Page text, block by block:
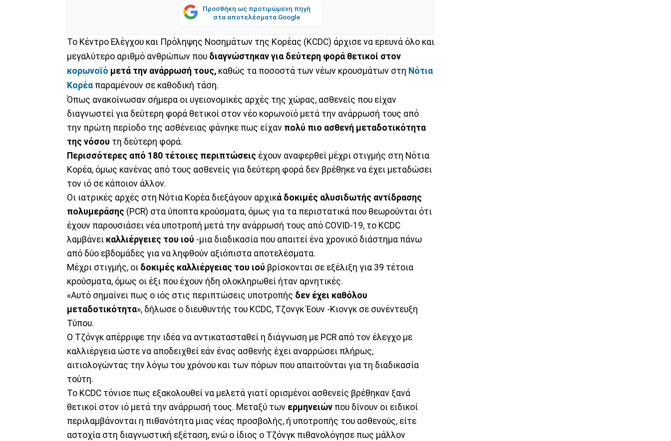
Προσθήκη ως προτιμώμενη πηγή
στα αποτελέσματα Google
Το Κέντρο Ελέγχου και Πρόληψης Νοσημάτων της Κορέας (KCDC) άρχισε να ερευνά όλο και
μεγαλύτερο αριθμό ανθρώπων που διαγνώστηκαν για δεύτερη φορά θετικοί στον
κορωνοϊό μετά την ανάρρωσή τους, καθώς τα ποσοστά των νέων κρουσμάτων στη Νότια
Κορέα παραμένουν σε καθοδική τάση.
Όπως ανακοίνωσαν σήμερα οι υγειονομικές αρχές της χώρας, ασθενείς που είχαν
διαγνωστεί για δεύτερη φορά θετικοί στον νέο κορωνοϊό μετά την ανάρρωσή τους από
την πρώτη περίοδο της ασθένειας φάνηκε πως είχαν πολύ πιο ασθενή μεταδοτικότητα
της νόσου τη δεύτερη φορά.
Περισσότερες από 180 τέτοιες περιπτώσεις έχουν αναφερθεί μέχρι στιγμής στη Νότια
Κορέα, όμως κανένας από τους ασθενείς για δεύτερη φορά δεν βρέθηκε να έχει μεταδώσει
τον ιό σε κάποιον άλλον.
Οι ιατρικές αρχές στη Νότια Κορέα διεξάγουν αρχικά δοκιμές αλυσιδωτής αντίδρασης
πολυμεράσης (PCR) στα ύποπτα κρούσματα, όμως για τα περιστατικά που θεωρούνται ότι
έχουν παρουσιάσει νέα υποτροπή μετά την ανάρρωσή τους από COVID-19, το KCDC
λαμβάνει καλλιέργειες του ιού -μια διαδικασία που απαιτεί ένα χρονικό διάστημα πάνω
από δύο εβδομάδες για να ληφθούν αξιόπιστα αποτελέσματα.
Μέχρι στιγμής, οι δοκιμές καλλιέργειας του ιού βρίσκονται σε εξέλιξη για 39 τέτοια
κρούσματα, όμως οι έξι που έχουν ήδη ολοκληρωθεί ήταν αρνητικές.
«Αυτό σημαίνει πως ο ιός στις περιπτώσεις υποτροπής δεν έχει καθόλου
μεταδοτικότητα», δήλωσε ο διευθυντής του KCDC, Τζονγκ Έουν -Κιονγκ σε συνέντευξη
Τύπου.
Ο Τζόνγκ απέρριψε την ιδέα να αντικατασταθεί η διάγνωση με PCR από τον έλεγχο με
καλλιέργεια ώστε να αποδειχθεί εάν ένας ασθενής έχει αναρρώσει πλήρως,
αιτιολογώντας την λόγω του χρόνου και των πόρων που απαιτούνται για τη διαδικασία
τούτη.
Το KCDC τόνισε πως εξακολουθεί να μελετά γιατί ορισμένοι ασθενείς βρέθηκαν ξανά
θετικοί στον ιό μετά την ανάρρωσή τους. Μεταξύ των ερμηνειών που δίνουν οι ειδικοί
περιλαμβάνονται η πιθανότητα μιας νέας προσβολής, ή υποτροπής του ασθενούς, είτε
αστοχία στη διαγνωστική εξέταση, ενώ ο ίδιος ο Τζόνγκ πιθανολόγησε πως μάλλον